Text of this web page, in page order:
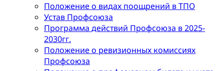
Положение о видах поощрений в ТПО
Устав Профсоюза
Программа действий Профсоюза в 2025-
2030гг.
Положение о ревизионных комиссиях
Профсоюза